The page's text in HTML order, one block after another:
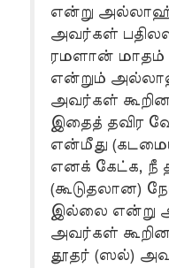
என்று
அவர்கள்
ரமளான் மாதம்
என்றும்
அவர்கள்
இதைத் தவிர
என்மீது
எனக் கேட்க, நீ
(கூடுதலான)
இல்லை என்று
அவர்கள்
தூதர் (ஸல்)